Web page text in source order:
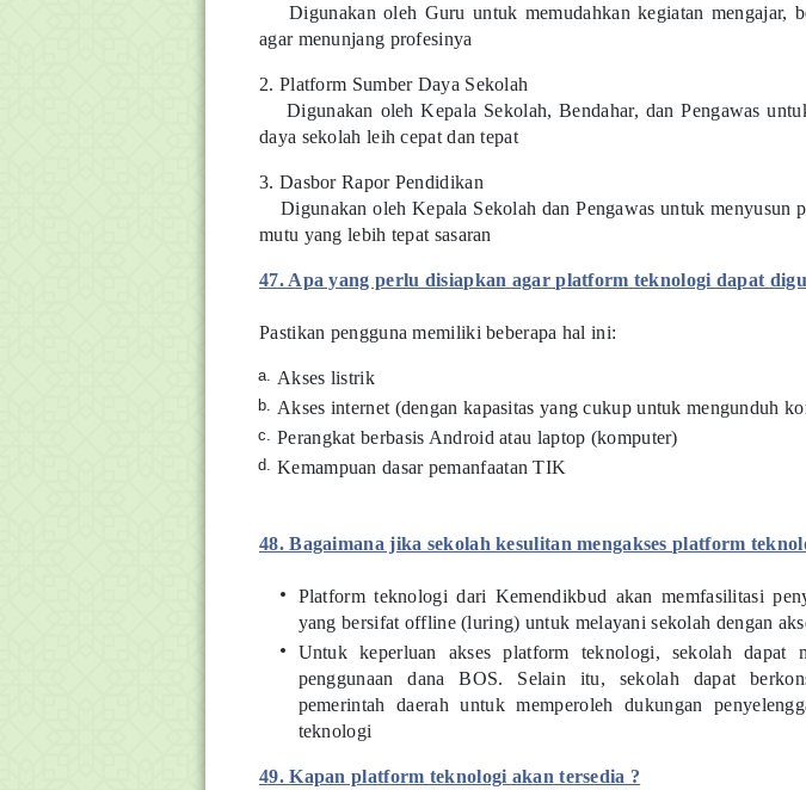
Digunakan oleh Guru untuk memudahkan kegiatan mengajar,
agar menunjang profesinya
2. Platform Sumber Daya Sekolah
Digunakan oleh Kepala Sekolah, Bendahar, dan Pengawas
daya sekolah leih cepat dan tepat
3. Dasbor Rapor Pendidikan
Digunakan oleh Kepala Sekolah dan Pengawas untuk menyusun
mutu yang lebih tepat sasaran
47. Apa yang perlu disiapkan agar platform teknologi dapat
Pastikan pengguna memiliki beberapa hal ini:
Akses listrik
Akses internet (dengan kapasitas yang cukup untuk mengunduh
Perangkat berbasis Android atau laptop (komputer)
Kemampuan dasar pemanfaatan TIK
48. Bagaimana jika sekolah kesulitan mengakses platform
Platform teknologi dari Kemendikbud akan memfasilitasi
yang bersifat offline (luring) untuk melayani sekolah dengan
Untuk keperluan akses platform teknologi, sekolah dapat
penggunaan dana BOS. Selain itu, sekolah dapat
pemerintah daerah untuk memperoleh dukungan
teknologi
49. Kapan platform teknologi akan tersedia ?